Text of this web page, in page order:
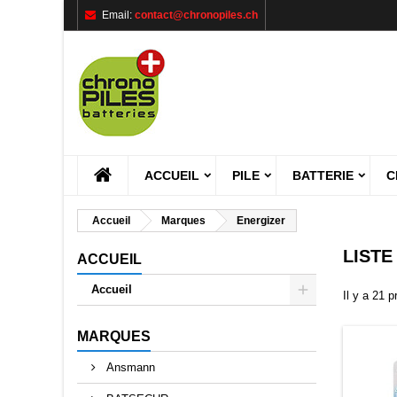
Email: contact@chronopiles.ch
ACCUEIL PILE BATTERIE
Accueil Marques Energizer
ACCUEIL
Accueil
MARQUES
Ansmann
Il y a 21